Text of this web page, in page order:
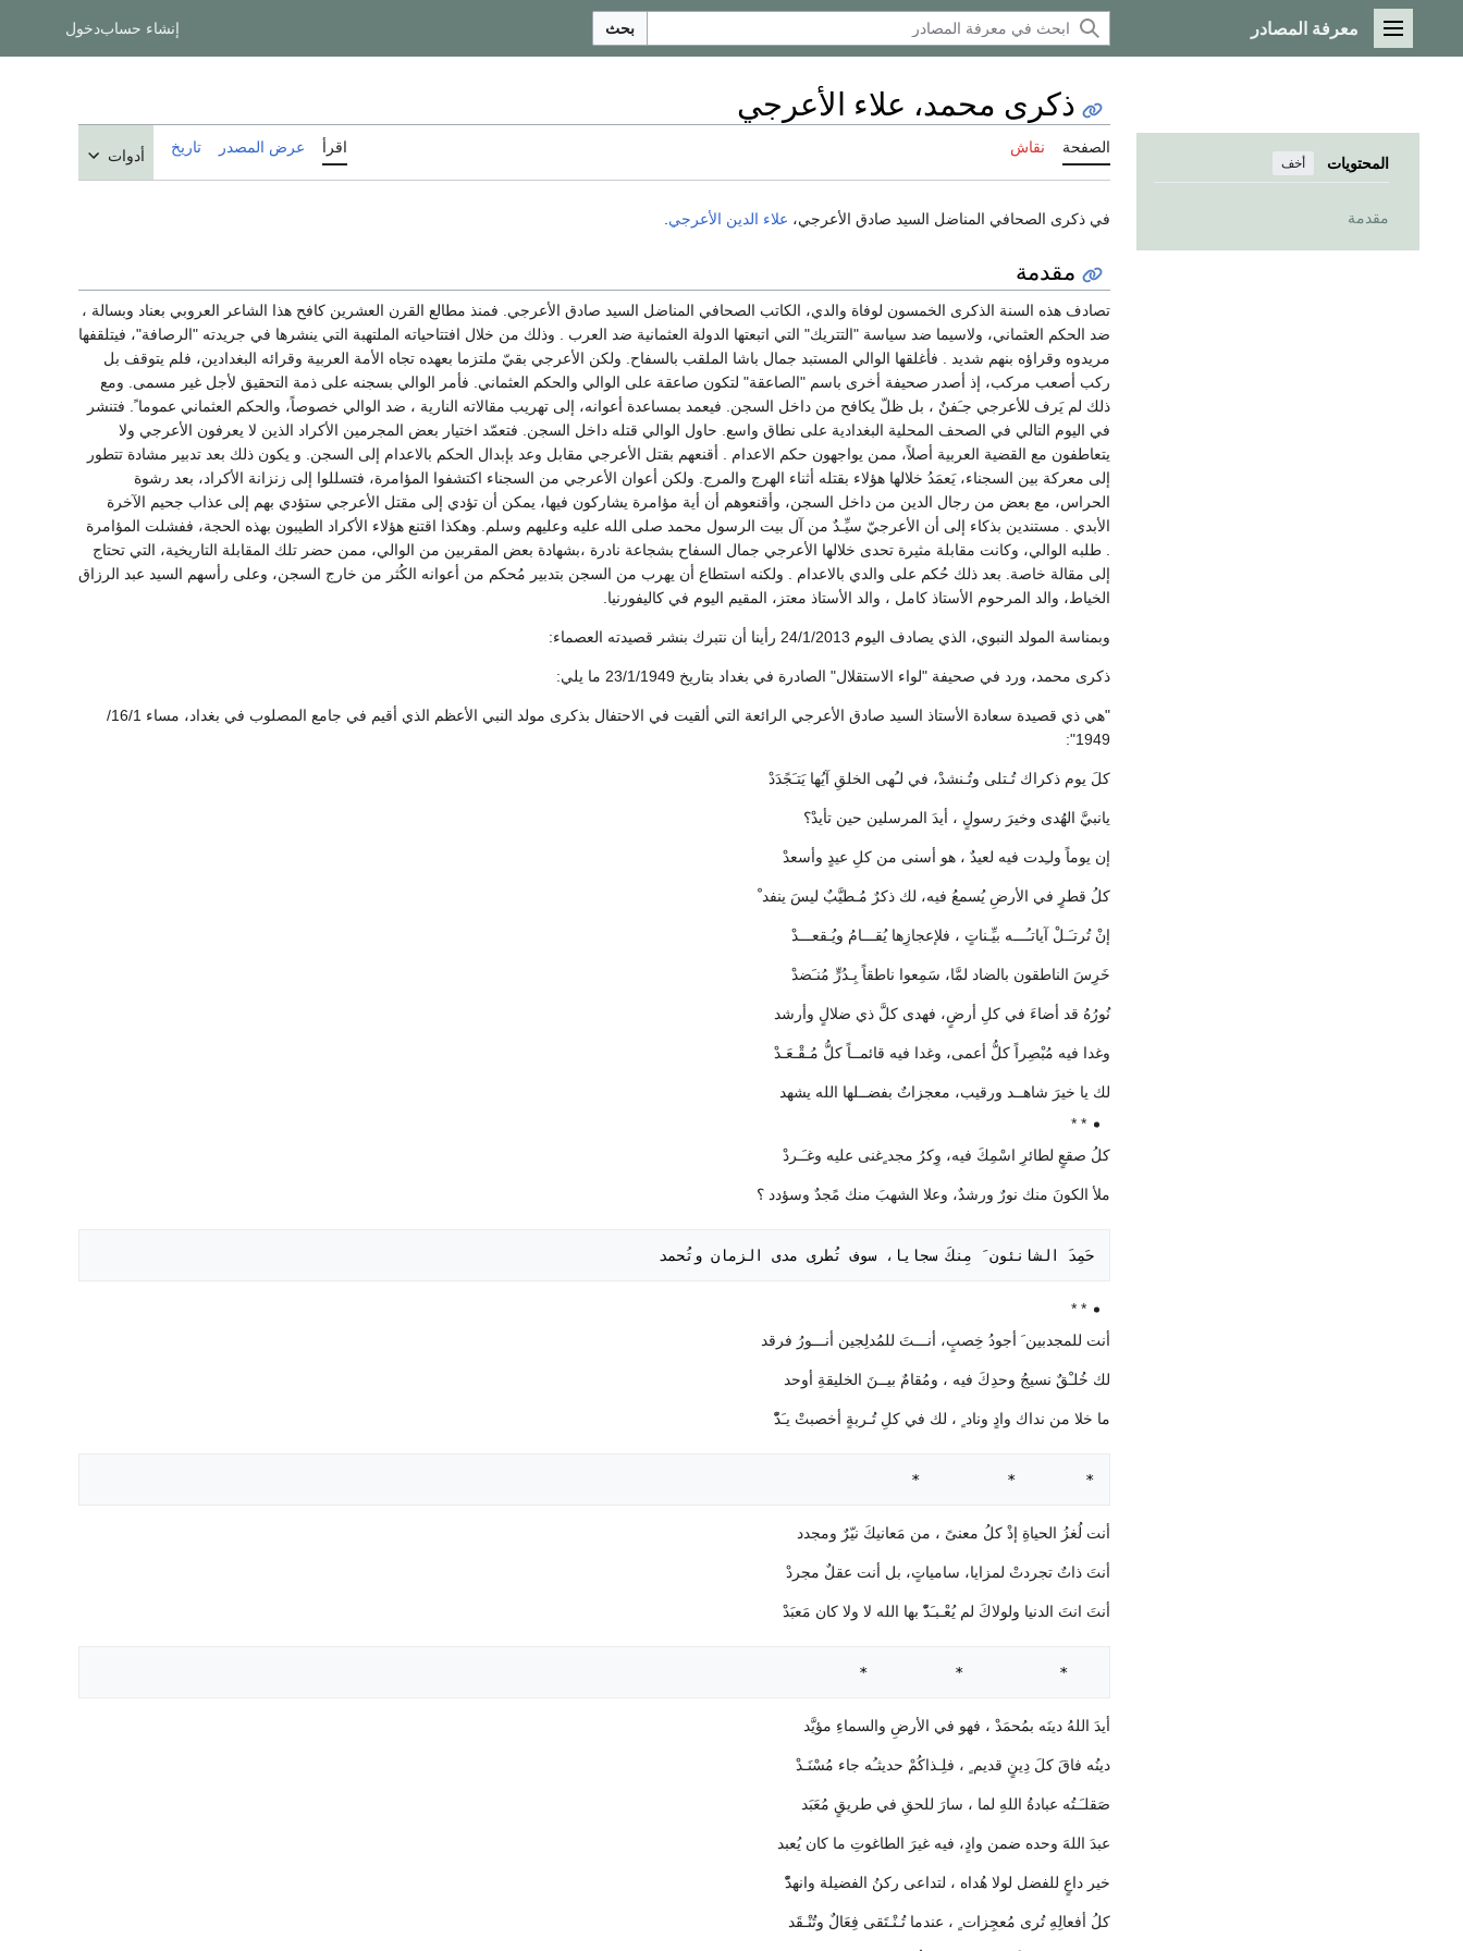
القائمة الرئيسية
معرفة المصادر بحث إنشاء حسابدخول
المحتويات أخف
مقدمة
ذكرى محمد، علاء الأعرجي
الصفحة نقاش اقرأ عرض المصدر تاريخ أدوات
في ذكرى الصحافي المناضل السيد صادق الأعرجي، علاء الدين الأعرجي
مقدمة
تصادف هذه السنة الذكرى الخمسون لوفاة والدي، الكاتب الصحافي المناضل السيد صادق الأعرجي. فمنذ مطالع القرن العشرين كافح هذا الشاعر العروبي بعناد وبسالة ،
ضد الحكم العثماني، ولاسيما ضد سياسة "التتريك" التي اتبعتها الدولة العثمانية ضد العرب . وذلك من خلال افتتاحياته الملتهبة التي ينشرها في جريدته "الرصافة"، فيتلقفها
مريدوه وقراؤه بنهم شديد . فأغلقها الوالي المستبد جمال باشا الملقب بالسفاح. ولكن الأعرجي بقيّ ملتزما بعهده تجاه الأمة العربية وقرائه البغدادين، فلم يتوقف بل
ركب أصعب مركب، إذ أصدر صحيفة أخرى باسم "الصاعقة" لتكون صاعقة على الوالي والحكم العثماني. فأمر الوالي بسجنه على ذمة التحقيق لأجل غير مسمى. ومع
ذلك لم يَرف للأعرجي جـَفنٌ ، بل ظلّ يكافح من داخل السجن. فيعمد بمساعدة أعوانه، إلى تهريب مقالاته النارية ، ضد الوالي خصوصاً، والحكم العثماني عموما ً. فتنشر
في اليوم التالي في الصحف المحلية البغدادية على نطاق واسع. حاول الوالي قتله داخل السجن. فتعمّد اختيار بعض المجرمين الأكراد الذين لا يعرفون الأعرجي ولا
يتعاطفون مع القضية العربية أصلاً، ممن يواجهون حكم الاعدام . أقنعهم بقتل الأعرجي مقابل وعد بإبدال الحكم بالاعدام إلى السجن. و يكون ذلك بعد تدبير مشادة تتطور
إلى معركة بين السجناء، يَعمَدُ خلالها هؤلاء بقتله أثناء الهرج والمرج. ولكن أعوان الأعرجي من السجناء اكتشفوا المؤامرة، فتسللوا إلى زنزانة الأكراد، بعد رشوة
الحراس، مع بعض من رجال الدين من داخل السجن، وأقنعوهم أن أية مؤامرة يشاركون فيها، يمكن أن تؤدي إلى مقتل الأعرجي ستؤدي بهم إلى عذاب جحيم الآخرة
الأبدي . مستندين بذكاء إلى أن الأعرجيّ سيِّـدٌ من آل بيت الرسول محمد صلى الله عليه وعليهم وسلم. وهكذا اقتنع هؤلاء الأكراد الطيبون بهذه الحجة، ففشلت المؤامرة
. طلبه الوالي، وكانت مقابلة مثيرة تحدى خلالها الأعرجي جمال السفاح بشجاعة نادرة ،بشهادة بعض المقربين من الوالي، ممن حضر تلك المقابلة التاريخية، التي تحتاج
إلى مقالة خاصة. بعد ذلك حُكم على والدي بالاعدام . ولكنه استطاع أن يهرب من السجن بتدبير مُحكم من أعوانه الكُثر من خارج السجن، وعلى رأسهم السيد عبد الرزاق
الخياط، والد المرحوم الأستاذ كامل ، والد الأستاذ معتز، المقيم اليوم في كاليفورنيا.
وبمناسة المولد النبوي، الذي يصادف اليوم 24/1/2013 رأينا أن نتبرك بنشر قصيدته العصماء:
ذكرى محمد، ورد في صحيفة "لواء الاستقلال" الصادرة في بغداد بتاريخ 23/1/1949 ما يلي:
"هي ذي قصيدة سعادة الأستاذ السيد صادق الأعرجي الرائعة التي ألقيت في الاحتفال بذكرى مولد النبي الأعظم الذي أقيم في جامع المصلوب في بغداد، مساء 16/1/
1949":
كلَ يوم ذكراك تُـتلى وتُـنشدْ، في لـُهى الخلقِ آيُها يَتـَجًدَدْ
يانبيَّ الهُدى وخيرَ رسولٍ ، أيدَ المرسلين حين تأيدْ؟
إن يوماً ولـِدت فيه لعيدٌ ، هو أسنى من كلِ عيدٍ وأسعدْ
كلُ قطرٍ في الأرضِ يُسمعُ فيه، لك ذكرٌ مُـطيَّبٌ ليسَ ينفد ْ
إنْ تُرتـَـلْ آياتـُـــه بيِّـناتٍ ، فلإعجازِها يُقـــامُ ويُـقعـــدْ
خَرِسَ الناطقون بالضاد لمَّا، سَمِعوا ناطقاً بِـدُرٍّ مُنـَضدْ
نُورُهُ قد أضاءَ في كلِ أرضٍ، فهدى كلَّ ذي ضلالٍ وأرشد
وغدا فيه مُبْصِراً كلُّ أعمى، وغدا فيه قائمــاً كلُّ مُـقْـعَـدْ
لك يا خيرَ شاهــد ورقيب، معجزاتٌ بفضــلها الله يشهد
* *
كلُ صقعٍ لطائرِ اسْمِكَ فيه، وِكرُ مجد ٍغنى عليه وغـَـردْ
ملأ الكونَ منك نورٌ ورشدٌ، وعلا الشهبَ منك مًجدٌ وسؤدد ؟
حَمِدَ الشانئون َ مِنكَ سجايا، سوف تُطرى مدى الزمان وتُحمد
* *
أنت للمجدبين َ أجودُ خِصبٍ، أنـــتَ للمُدلِجين أنـــورُ فرقد
لك خُلـْقٌ نسيجُ وحدِكَ فيه ، ومُقامٌ بيــنَ الخليقةِ أوحد
ما خلا من نداك وادٍ وناد ٍ ، لك في كلِ تُـربةٍ أخصبتْ يـَدّْ
*        *          *
أنت لُغزُ الحياةِ إذْ كلُ معنىً ، من مَعانيكَ نيّرٌ ومجدد
أنتَ ذاتٌ تجردتْ لمزايا، سامياتٍ، بل أنت عقلٌ مجردْ
أنتَ انتَ الدنيا ولولاكَ لم يُعْـبـَدّْ بها الله لا ولا كان مَعبَدْ
أيدَ اللهُ دينَه بمُحمَدْ ، فهو في الأرضِ والسماءِ مؤيَّد
دينُه فاقَ كلَ دِينٍ قديم ٍ ، فلِـذاكُمْ حديثـُه جاء مُسْنَـدْ
صَقلـَـتُه عبادةُ اللهِ لما ، سارَ للحقِ في طريقٍ مُعَبَد
عبدَ اللهَ وحده ضمن وادٍ، فيه غيرَ الطاغوتِ ما كان يُعبد
خير داعٍ للفضل لولا هُداه ، لتداعى ركنُ الفضيلة وانهدّْ
كلُ أفعالِهِ تُرى مُعجِزات ٍ ، عندما تُـنْـتَقى فِعَالٌ وتُنْـقَد